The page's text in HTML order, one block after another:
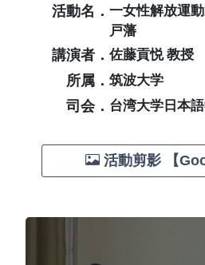
活動名． 一女性解放運
戸藩
講演者． 佐藤貢悦 教授
所属． 筑波大学
司会． 台湾大学日本
活動剪影 【